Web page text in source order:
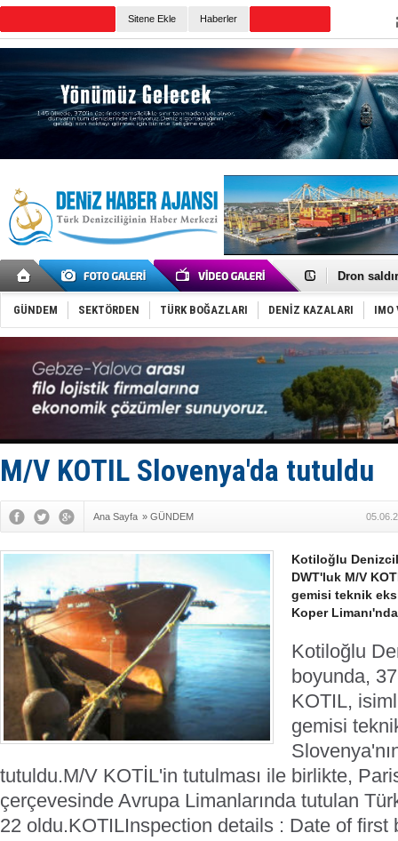
Sitene Ekle Haberler
Gemi
Dron
'REGAL 1'
Gemide 5
Yakıt
Rus
Tatil
Rusya,
Enejota
Denizcilik
Taksi
GÜNDEM SEKTÖRDEN TÜRK BOĞAZLARI DENİZ KAZALARI IMO
M/V KOTIL Slovenya'da tutuldu
Ana Sayfa » GÜNDEM
Kotiloğlu
DWT'luk M/V
gemisi teknik
Koper
Kotiloğlu
boyunda,
KOTIL,
gemisi
tutuldu.M/V KOTİL'in tutulması ile birlikte,
çerçevesinde Avrupa Limanlarında tutulan
22 oldu.KOTILInspection details : Date of first